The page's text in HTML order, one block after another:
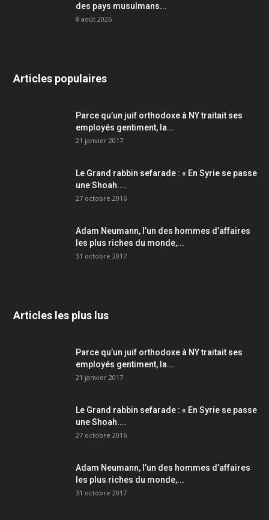
des pays musulmans...
8 août 2026
Articles populaires
Parce qu’un juif orthodoxe à NY traitait ses
employés gentiment, la...
21 janvier 2017
Le Grand rabbin sefarade : « En Syrie se passe
une Shoah....
27 octobre 2016
Adam Neumann, l’un des hommes d’affaires
les plus riches du monde,...
31 octobre 2017
Articles les plus lus
Parce qu’un juif orthodoxe à NY traitait ses
employés gentiment, la...
21 janvier 2017
Le Grand rabbin sefarade : « En Syrie se passe
une Shoah....
27 octobre 2016
Adam Neumann, l’un des hommes d’affaires
les plus riches du monde,...
31 octobre 2017